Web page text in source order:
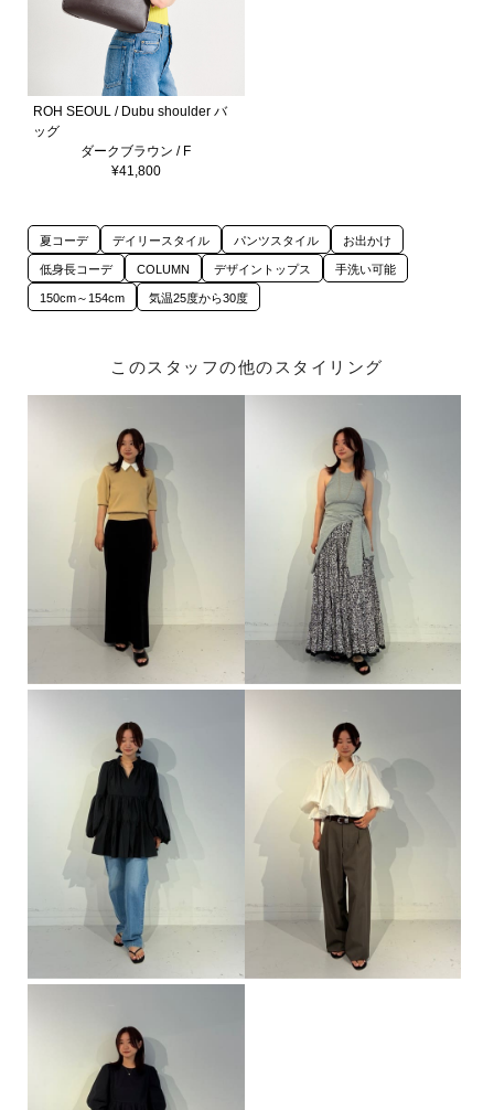
ROH SEOUL / Dubu shoulder バ
ッグ
ダークブラウン / F
¥41,800
夏コーデ デイリースタイル パンツスタイル お出かけ
低身長コーデ COLUMN デザイントップス 手洗い可能
150cm～154cm 気温25度から30度
このスタッフの他のスタイリング